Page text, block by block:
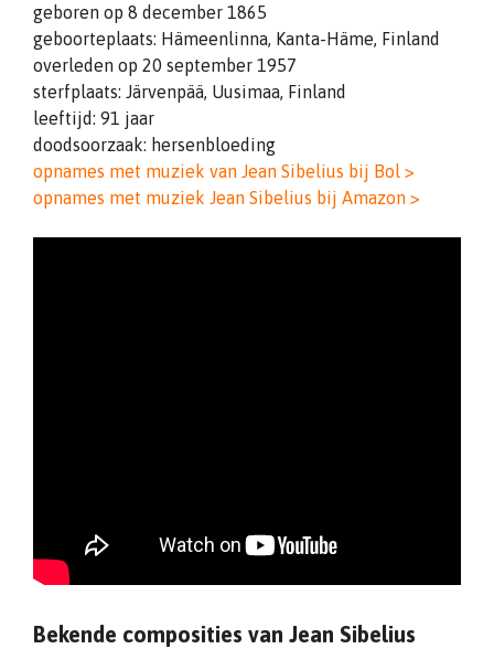
geboren op 8 december 1865
geboorteplaats: Hämeenlinna, Kanta-Häme, Finland
overleden op 20 september 1957
sterfplaats: Järvenpää, Uusimaa, Finland
leeftijd: 91 jaar
doodsoorzaak: hersenbloeding
opnames met muziek van Jean Sibelius bij Bol >
opnames met muziek Jean Sibelius bij Amazon >
Bekende composities van Jean Sibelius